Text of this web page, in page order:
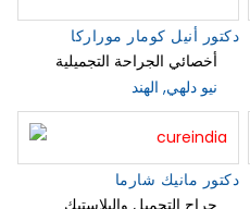
دكتور أنيل كومار موراركا
أخصائي الجراحة التجميلية
نيو دلهي, الهند
دكتور مانيك شارما
جراح التجميل والبلاستيك